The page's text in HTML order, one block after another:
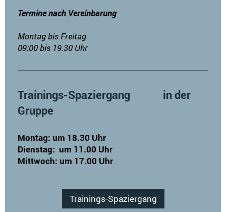
Termine nach Vereinbarung
Montag bis Freitag
09:00 bis 19.30 Uhr
Trainings-Spaziergang in der
Gruppe
Montag: um 18.30 Uhr
Dienstag: um 11.00 Uhr
Mittwoch: um 17.00 Uhr
Trainings-Spaziergang